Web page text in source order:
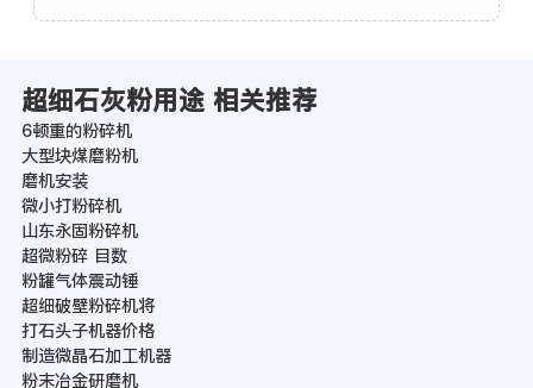
超细石灰粉用途 相关推荐
6顿重的粉碎机
大型块煤磨粉机
磨机安装
微小打粉碎机
山东永固粉碎机
超微粉碎 目数
粉罐气体震动锤
超细破壁粉碎机将
打石头子机器价格
制造微晶石加工机器
粉末冶金研磨机